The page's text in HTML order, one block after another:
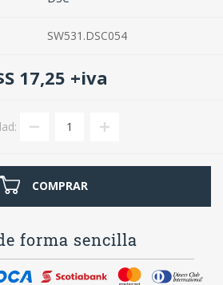
SW531.DSC054
17,25 +iva
COMPRAR
forma sencilla